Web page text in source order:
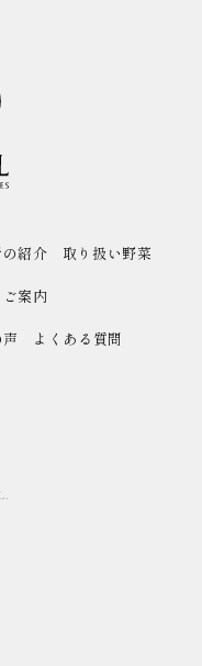
紹介 取り扱い野菜
案内
よくある質問